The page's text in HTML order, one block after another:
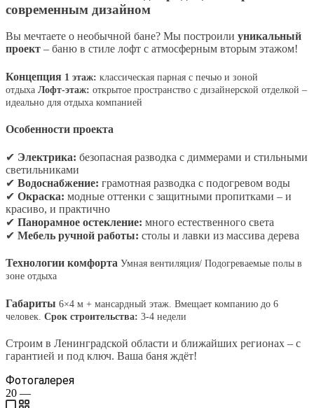
современным дизайном
Вы мечтаете о необычной бане? Мы построили уникальный
проект – баню в стиле лофт с атмосферным вторым этажом!
Концепция 1 этаж: классическая парная с печью и зоной
отдыха Лофт-этаж: открытое пространство с дизайнерской отделкой –
идеально для отдыха компанией
Особенности проекта
✔ Электрика: безопасная разводка с диммерами и стильными
светильниками
✔ Водоснабжение: грамотная разводка с подогревом воды
✔ Окраска: модные оттенки с защитными пропитками – и
красиво, и практично
✔ Панорамное остекление: много естественного света
✔ Мебель ручной работы: столы и лавки из массива дерева
Технологии комфорта Умная вентиляция/ Подогреваемые полы в
зоне отдыха
Габариты 6×4 м + мансардный этаж. Вмещает компанию до 6
человек. Срок строительства: 3-4 недели
Строим в Ленинградской области и ближайших регионах – с
гарантией и под ключ. Ваша баня ждёт!
Фотогалерея
20 —